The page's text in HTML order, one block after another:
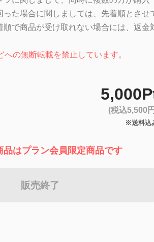
った場合に関しましては、先着順とさせ
順で商品が受け取れない場合には、返金
の無断転載を禁止しています。
(税込5,500
※送料込
品はプラン会員限定商品です
販売終了